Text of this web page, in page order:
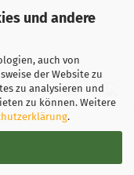
und andere
auch von
der Website zu
zu analysieren und
zu können. Weitere
.